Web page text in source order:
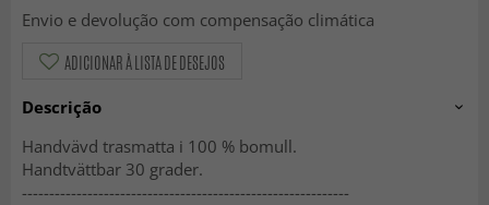
Envio e devolução com compensação climática
ADICIONAR À LISTA DE DESEJOS
Descrição
Handvävd trasmatta i 100 % bomull.
Handtvättbar 30 grader.
------------------------------------------------------------